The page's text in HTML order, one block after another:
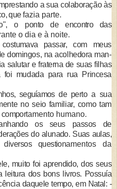
a sua colaboraçãoàs
quefazia parte.
o ponto deencontro das
o dia e à noite.
pas­sar, com meus
domingos, na acolhedora man­
salutare fraterna de suas filhas
foi mudada para rua Prin­cesa
seguíamosde perto a sua
no seio familiar, como tam­
compor­tamento humano.
os seus passos de
do alunado. Suas aulas,
questiona­mentos da
muito foiaprendido, dos seus
leitura dos bons livros. Pos­suía
daquele tempo, em Natal: -